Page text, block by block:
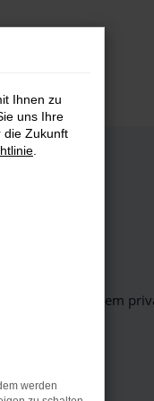
oder in einem
werden.
Ihnen zu
uns Ihre
die Zukunft
werden